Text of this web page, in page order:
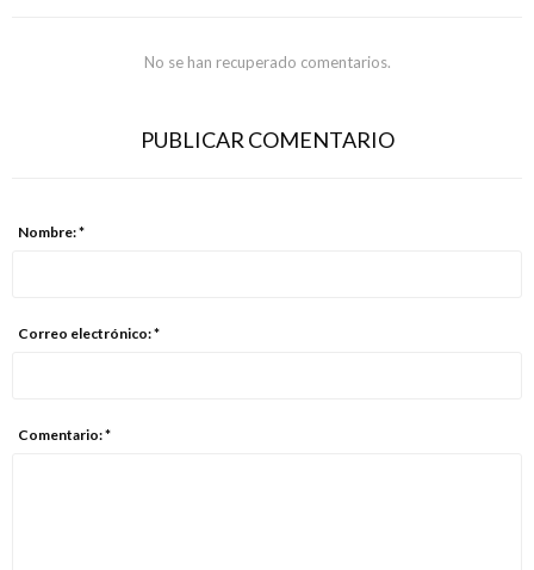
No se han recuperado comentarios.
PUBLICAR COMENTARIO
Nombre: *
Correo electrónico: *
Comentario: *